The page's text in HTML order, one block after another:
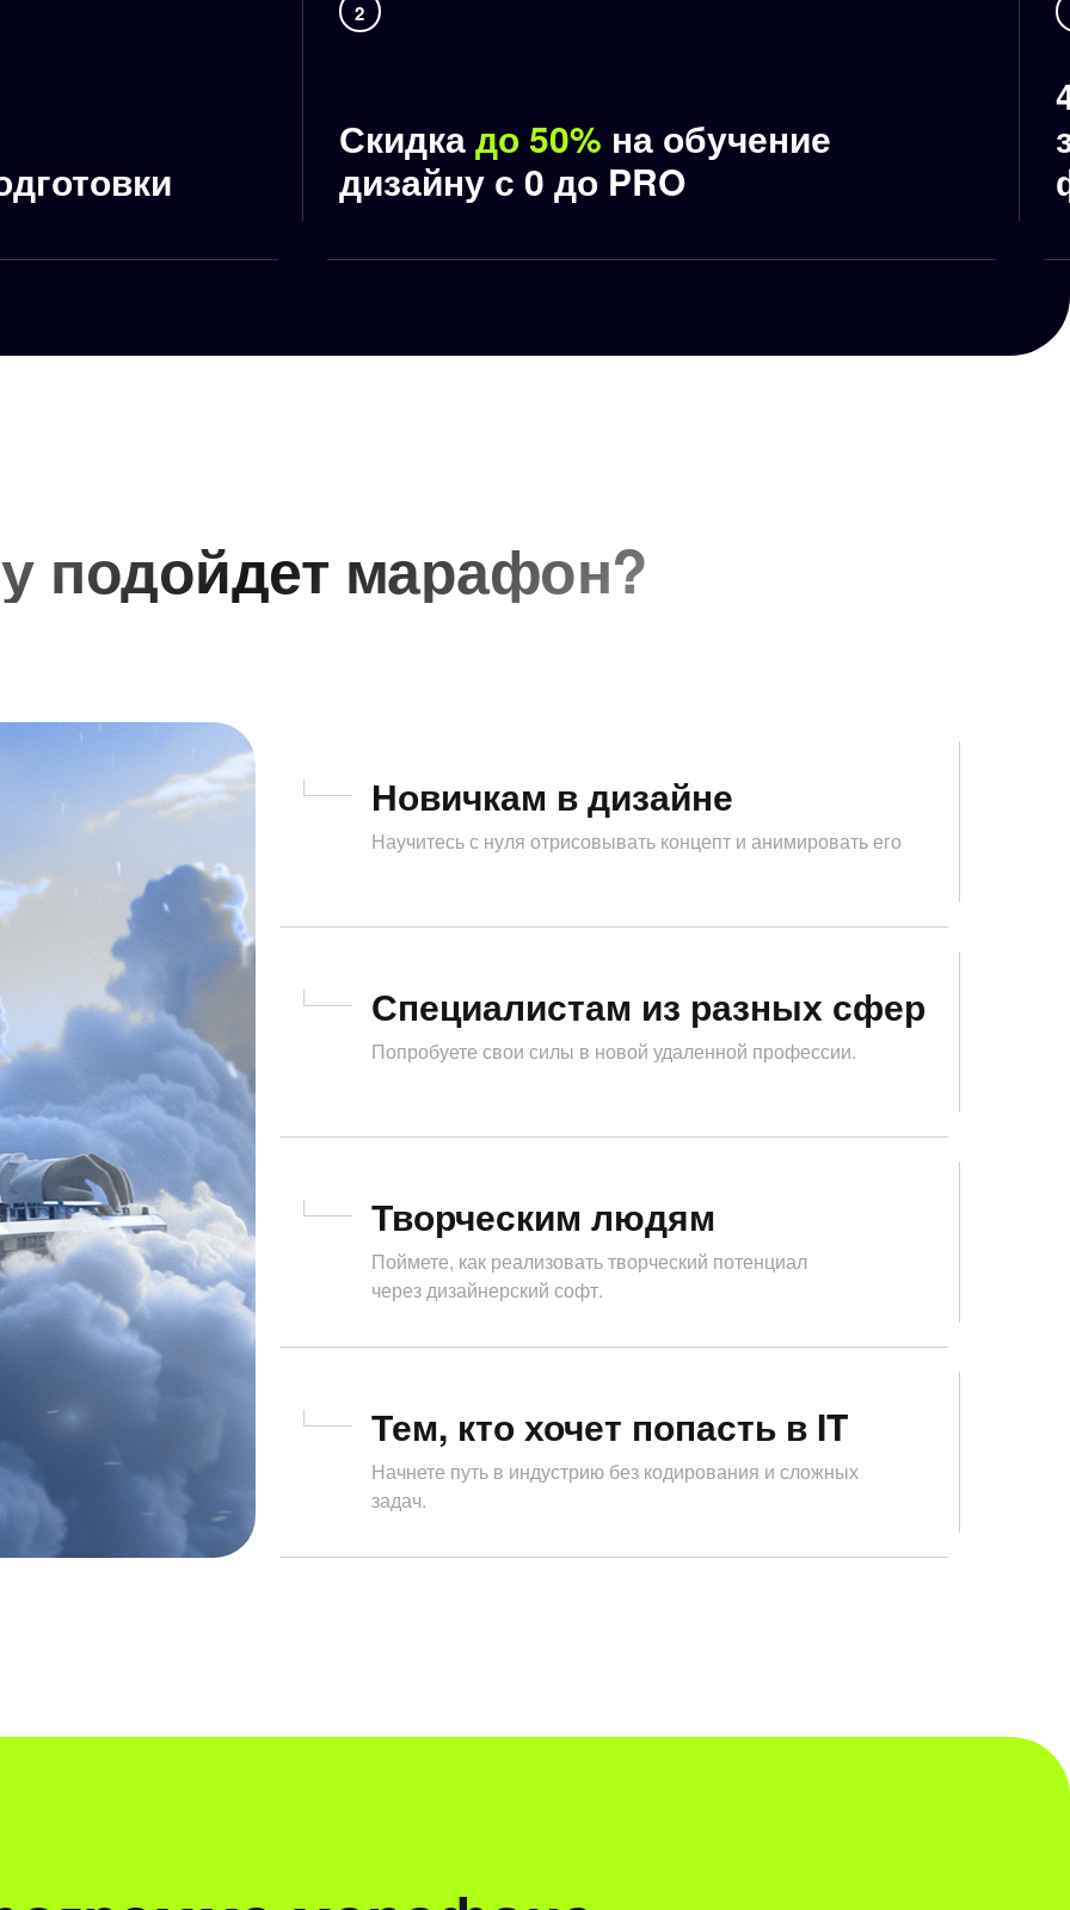
2
Скидкадо 50% на обучение
дизайну с 0 до PRO
подойдет марафон?
Новичкам в дизайне
Научитесь с нуля отрисовывать концепт и анимировать его
Специалистам из разных сфер
Попробуете свои силы в новой удаленной профессии.
Творческим людям
Поймете, как реализовать творческий потенциал
через дизайнерский софт.
Тем, кто хочет попасть в IT
Начнете путь в индустрию без кодирования и сложных
задач.